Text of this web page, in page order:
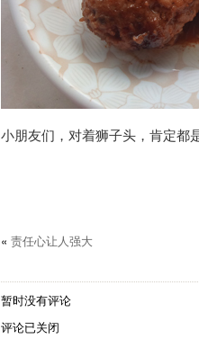
小朋友们，对着狮子头，肯定都
« 责任心让人强大
暂时没有评论
评论已关闭